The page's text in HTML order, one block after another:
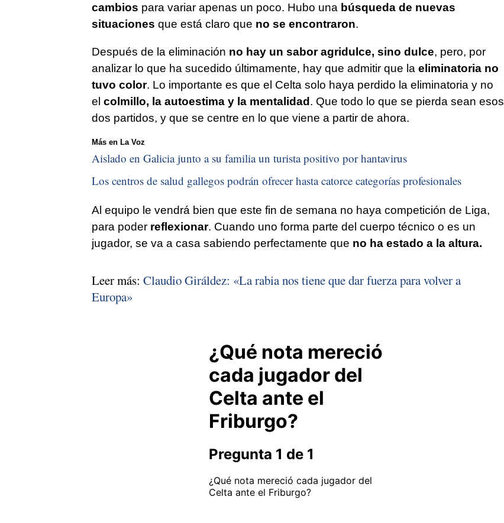
cambios para variar apenas un poco. Hubo una búsqueda de nuevas
situaciones que está claro que no se encontraron.
Después de la eliminación no hay un sabor agridulce, sino dulce, pero, por
analizar lo que ha sucedido últimamente, hay que admitir que la eliminatoria no
tuvo color. Lo importante es que el Celta solo haya perdido la eliminatoria y no
el colmillo, la autoestima y la mentalidad. Que todo lo que se pierda sean esos
dos partidos, y que se centre en lo que viene a partir de ahora.
Más en La Voz
Aislado en Galicia junto a su familia un turista positivo por hantavirus
Los centros de salud gallegos podrán ofrecer hasta catorce categorías profesionales
Al equipo le vendrá bien que este fin de semana no haya competición de Liga,
para poder reflexionar. Cuando uno forma parte del cuerpo técnico o es un
jugador, se va a casa sabiendo perfectamente que no ha estado a la altura.
Leer más: Claudio Giráldez: «La rabia nos tiene que dar fuerza para volver a
Europa»